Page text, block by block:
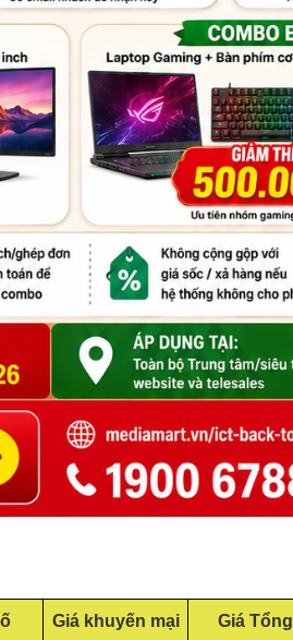
Giá khuyến mại Giá Tổng